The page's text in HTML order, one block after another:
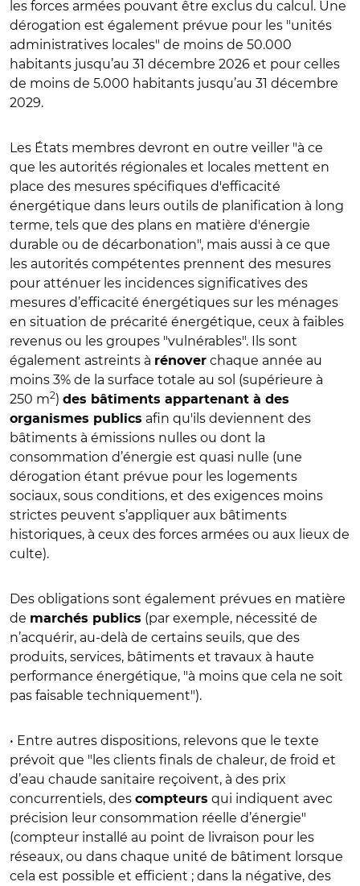
les forces armées pouvant être exclus du calcul. Une
dérogation est également prévue pour les "unités
administratives locales" de moins de 50.000
habitants jusqu’au 31 décembre 2026 et pour celles
de moins de 5.000 habitants jusqu’au 31 décembre
2029.
Les États membres devront en outre veiller "à ce
que les autorités régionales et locales mettent en
place des mesures spécifiques d'efficacité
énergétique dans leurs outils de planification à long
terme, tels que des plans en matière d'énergie
durable ou de décarbonation", mais aussi à ce que
les autorités compétentes prennent des mesures
pour atténuer les incidences significatives des
mesures d’efficacité énergétiques sur les ménages
en situation de précarité énergétique, ceux à faibles
revenus ou les groupes "vulnérables". Ils sont
également astreints à rénover chaque année au
moins 3% de la surface totale au sol (supérieure à
250 m2) des bâtiments appartenant à des
organismes publics afin qu'ils deviennent des
bâtiments à émissions nulles ou dont la
consommation d’énergie est quasi nulle (une
dérogation étant prévue pour les logements
sociaux, sous conditions, et des exigences moins
strictes peuvent s’appliquer aux bâtiments
historiques, à ceux des forces armées ou aux lieux de
culte).
Des obligations sont également prévues en matière
de marchés publics (par exemple, nécessité de
n’acquérir, au-delà de certains seuils, que des
produits, services, bâtiments et travaux à haute
performance énergétique, "à moins que cela ne soit
pas faisable techniquement").
• Entre autres dispositions, relevons que le texte
prévoit que "les clients finals de chaleur, de froid et
d’eau chaude sanitaire reçoivent, à des prix
concurrentiels, des compteurs qui indiquent avec
précision leur consommation réelle d’énergie"
(compteur installé au point de livraison pour les
réseaux, ou dans chaque unité de bâtiment lorsque
cela est possible et efficient ; dans la négative, des